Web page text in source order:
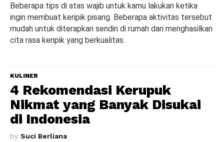
Beberapa tips di atas wajib untuk kamu lakukan ketika
ingin membuat keripik pisang. Beberapa aktivitas tersebut
mudah untuk diterapkan sendiri di rumah dan menghasilkan
cita rasa keripik yang berkualitas.
KULINER
4 Rekomendasi Kerupuk
Nikmat yang Banyak Disukai
di Indonesia
by Suci Berliana